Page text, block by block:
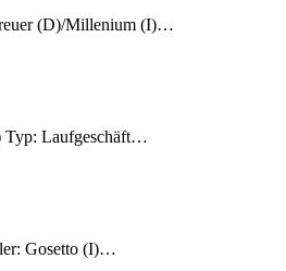
(D)/Millenium (I)…
Typ: Laufgeschäft…
Gosetto (I)…